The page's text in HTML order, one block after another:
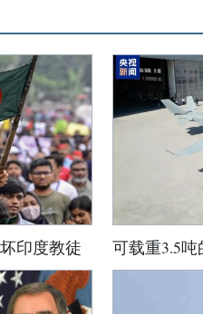
印度教徒 可载重3.5